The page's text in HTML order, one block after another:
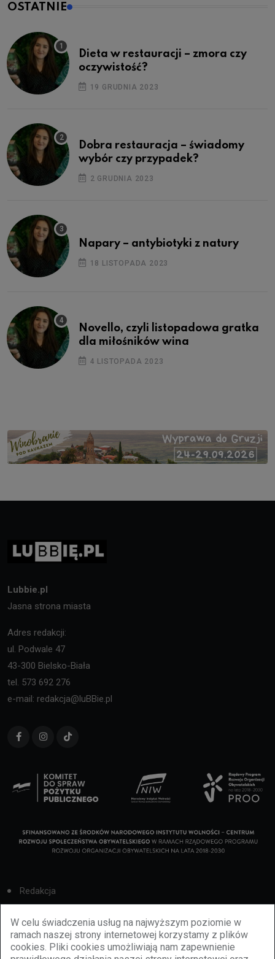
W celu świadczenia usług na najwyższym poziomie w
ramach naszej strony internetowej korzystamy z plików
cookies. Pliki cookies umożliwiają nam zapewnienie
OSTATNIE
Dieta w restauracji – zmora czy
oczywistość?
19 GRUDNIA 2023
Dobra restauracja – świadomy
wybór czy przypadek?
2 GRUDNIA 2023
Napary – antybiotyki z natury
18 LISTOPADA 2023
Novello, czyli listopadowa gratka
dla miłośników wina
4 LISTOPADA 2023
Lubbie.pl
Jasna strona miasta
Adres redakcji:
ul. Podwale 47
43-300 Bielsko-Biała
tel. 573 692 276
e-mail: redakcja@luBBie.pl
Redakcja
Cookies
Reklama